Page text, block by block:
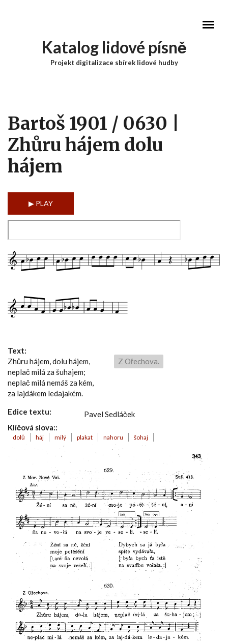
Katalog lidové písně
Projekt digitalizace sbírek lidové hudby
Bartoš 1901 / 0630 |
Zhůru hájem dolu
hájem
Text:
Zhůru hájem, dolu hájem,
neplač milá za šuhajem;
neplač milá nemáš za kém,
za lajdákem ledajakém.
Z Ořechova.
Edice textu:
Pavel Sedláček
Klíčová slova::
dolů háj milý plakat nahoru šohaj